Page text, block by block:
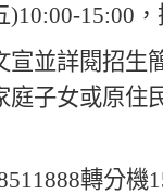
)10:00-15:00 ，
宣並詳閱招生
庭子女或原住
轉分機